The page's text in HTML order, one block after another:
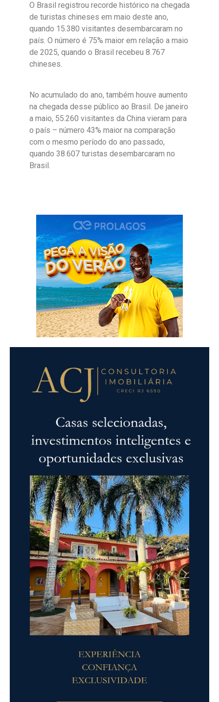
O Brasil registrou recorde histórico na chegada
de turistas chineses em maio deste ano,
quando 15.380 visitantes desembarcaram no
país. O número é 75% maior em relação a maio
de 2025, quando o Brasil recebeu 8.767
chineses.
No acumulado do ano, também houve aumento
na chegada desse público ao Brasil. De janeiro
a maio, 55.260 visitantes da China vieram para
o país – número 43% maior na comparação
com o mesmo período do ano passado,
quando 38.607 turistas desembarcaram no
Brasil.